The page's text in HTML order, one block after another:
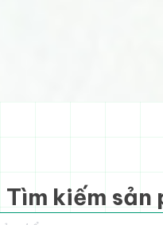
Tìm kiếm sản